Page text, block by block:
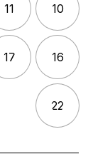
10
11
16
17
22